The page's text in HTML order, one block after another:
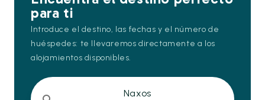
para ti
Introduce el destino, las fechas y el número de
huéspedes: te llevaremos directamente a los
alojamientos disponibles.
Naxos